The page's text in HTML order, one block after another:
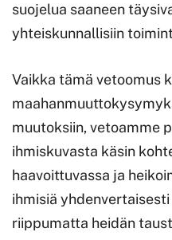
suojelua saaneen
yhteiskunnallisiin
Vaikka tämä vetoomus
muutoksiin, vetoamme
ihmiskuvasta käsin
haavoittuvassa ja
ihmisiä
riippumatta heidän